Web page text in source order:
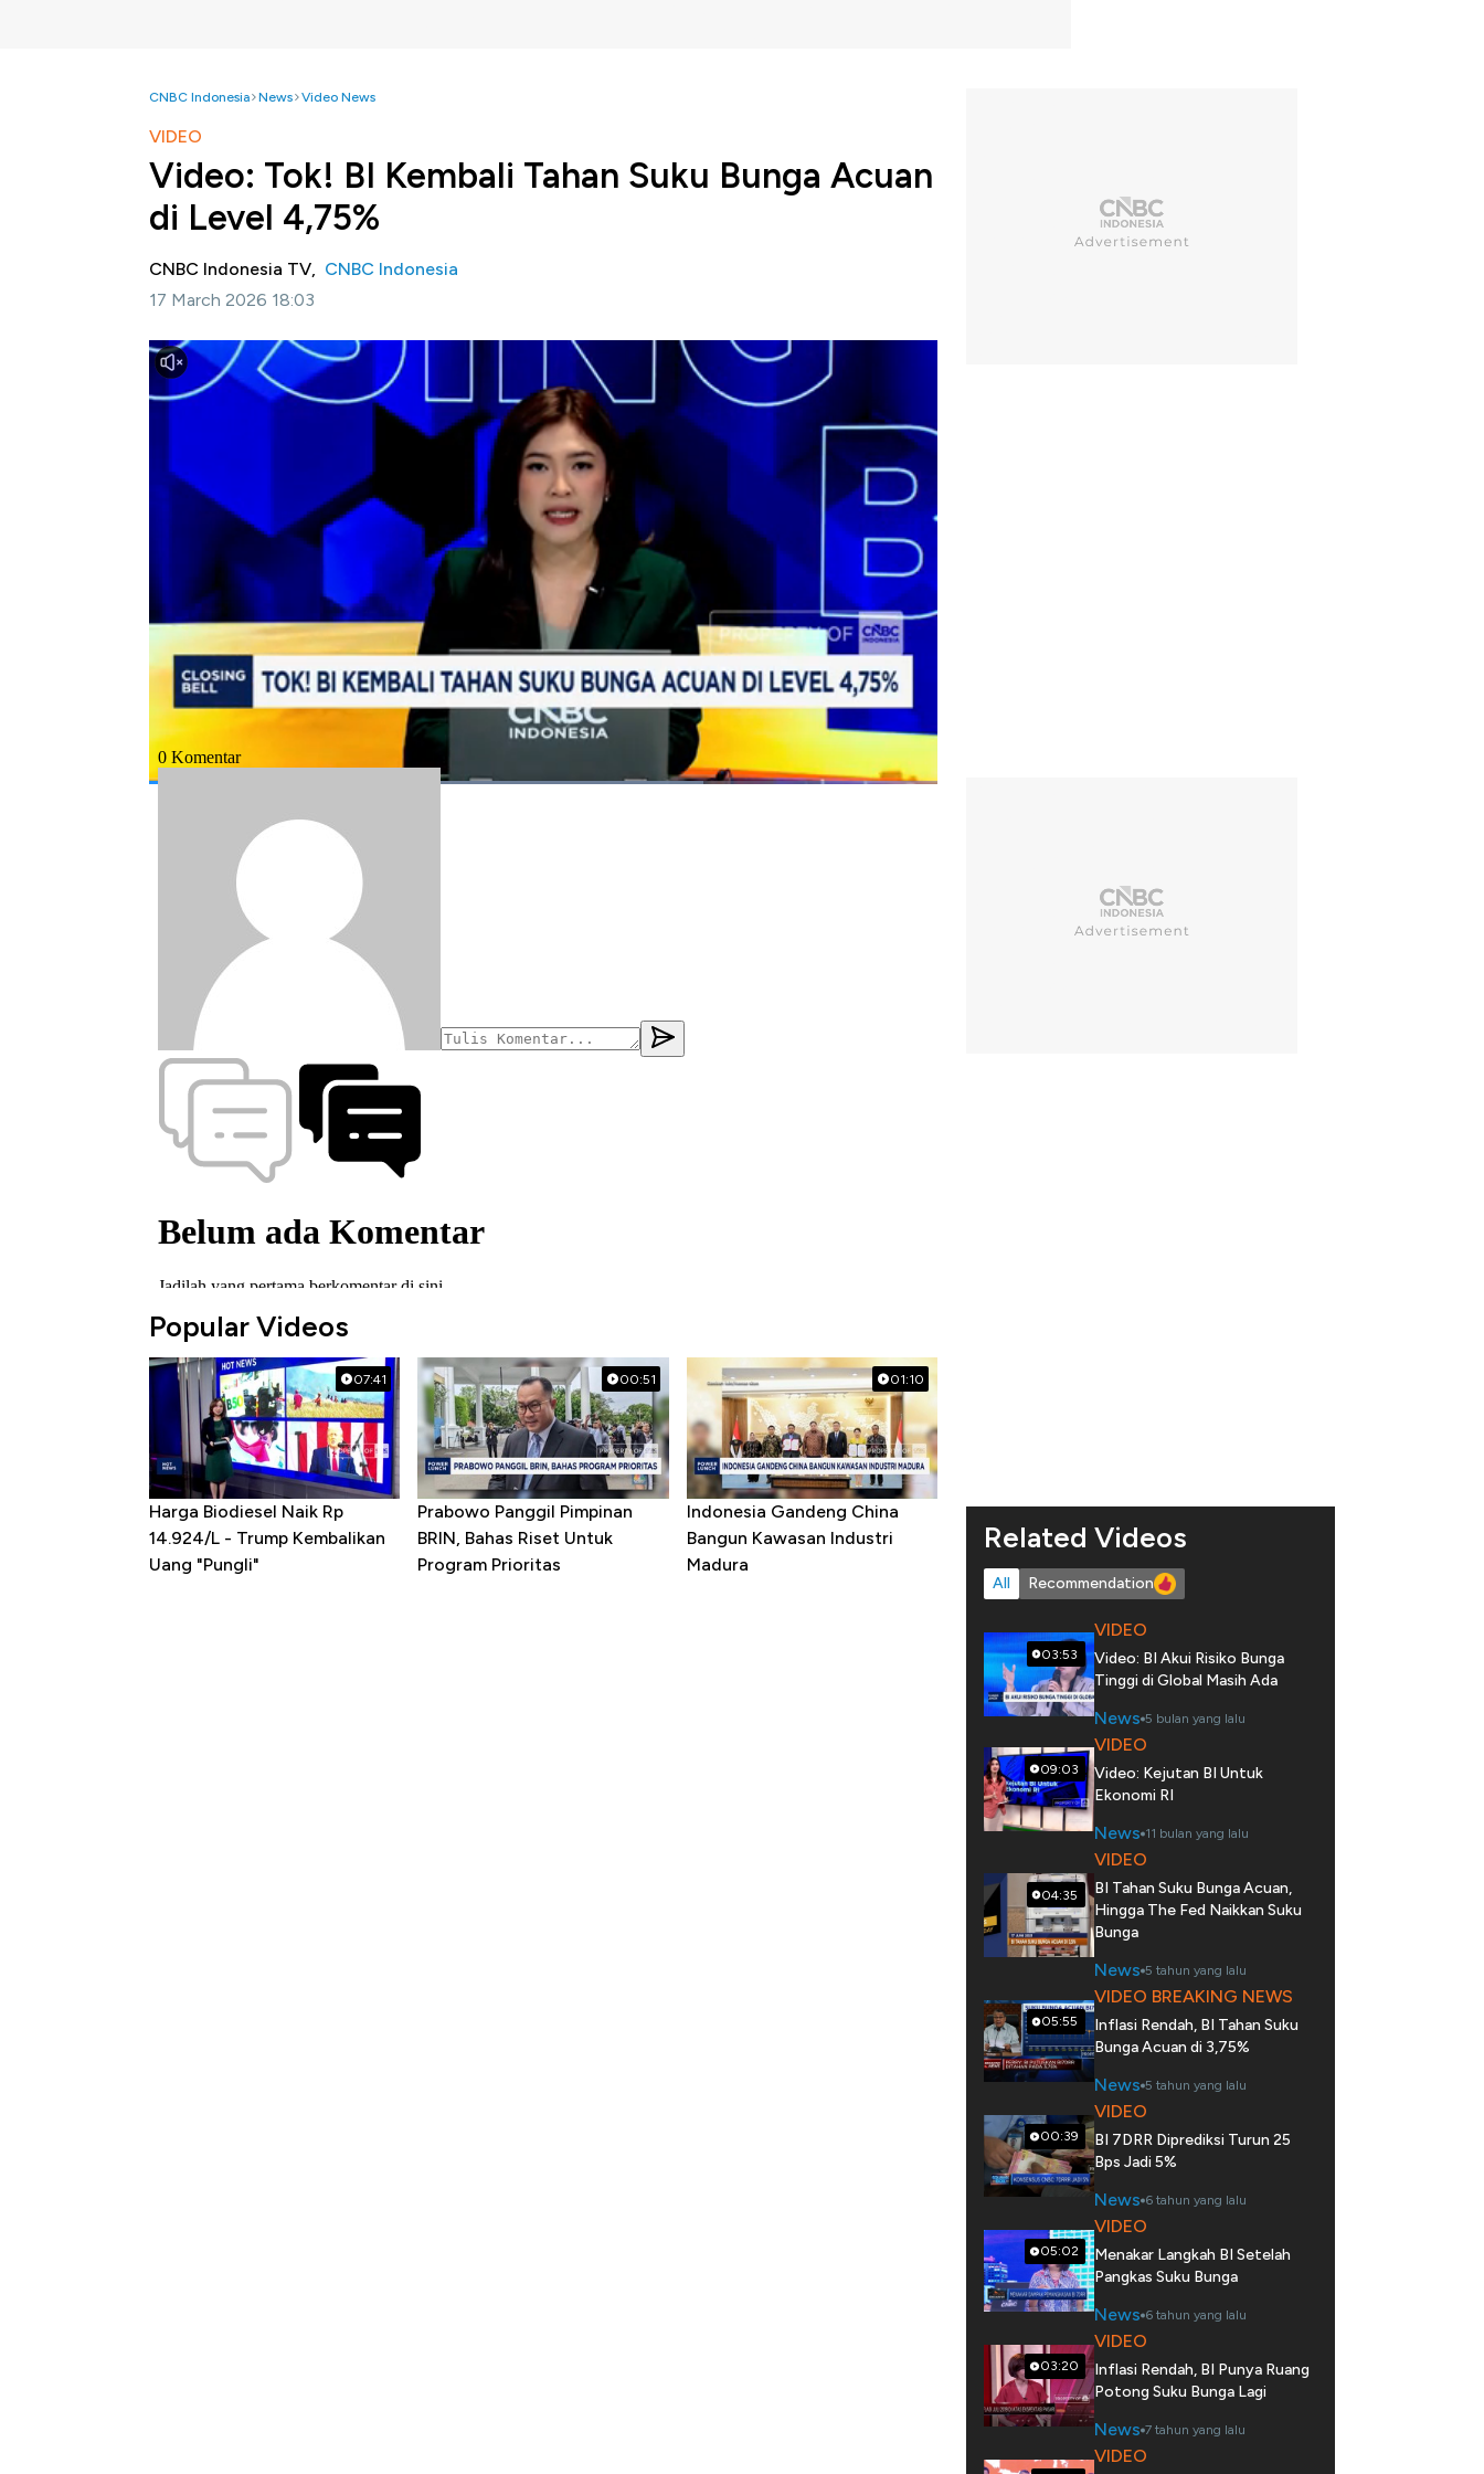
CNBC Indonesia News Video News
VIDEO
Video: Tok! BI Kembali Tahan Suku Bunga Acuan
di Level 4,75%
CNBC Indonesia TV, CNBC Indonesia
17 March 2026 18:03
Jakarta, CNBC Indonesia -
Bank Indonesia siang ini memutuskan untuk kembali menahan suku
bunga acuan di level 4 koma 75 persen; ini menjadi ke-6 kalinya BI menahan suku bunga acuan, usai
sempat agresif melonggarkan suku bunga.
Simak informasi selengkapnya dalam program Profit CNBC Indonesia (Selasa, 17/03/2026) berikut
#bank indonesia #suku bunga acuan #4 koma 75 persen
Popular Videos
07:41
Harga Biodiesel Naik Rp
14.924/L - Trump Kembalikan
Uang "Pungli"
00:51
Prabowo Panggil Pimpinan
BRIN, Bahas Riset Untuk
Program Prioritas
01:10
Indonesia Gandeng China
Bangun Kawasan Industri
Madura
Related Videos
All Recommendation
03:53
VIDEO
Video: BI Akui Risiko Bunga
Tinggi di Global Masih Ada
News 5 bulan yang lalu
09:03
VIDEO
Video: Kejutan BI Untuk
Ekonomi RI
News 11 bulan yang lalu
04:35
VIDEO
BI Tahan Suku Bunga Acuan,
Hingga The Fed Naikkan Suku
Bunga
News 5 tahun yang lalu
05:55
VIDEO BREAKING NEWS
Inflasi Rendah, BI Tahan Suku
Bunga Acuan di 3,75%
News 5 tahun yang lalu
00:39
VIDEO
BI 7DRR Diprediksi Turun 25
Bps Jadi 5%
News 6 tahun yang lalu
05:02
VIDEO
Menakar Langkah BI Setelah
Pangkas Suku Bunga
News 6 tahun yang lalu
03:20
VIDEO
Inflasi Rendah, BI Punya Ruang
Potong Suku Bunga Lagi
News 7 tahun yang lalu
VIDEO